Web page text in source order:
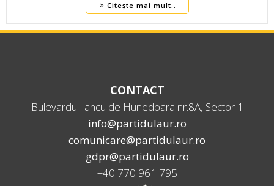
Citește mai mult..
CONTACT
Bulevardul Iancu de Hunedoara nr.8A, Sector 1
info@partidulaur.ro
comunicare@partidulaur.ro
gdpr@partidulaur.ro
+40 770 961 795